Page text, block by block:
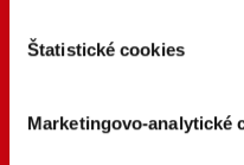
údaje, nájdete v časti s
Štatistické cookies
Marketingovo-analytické